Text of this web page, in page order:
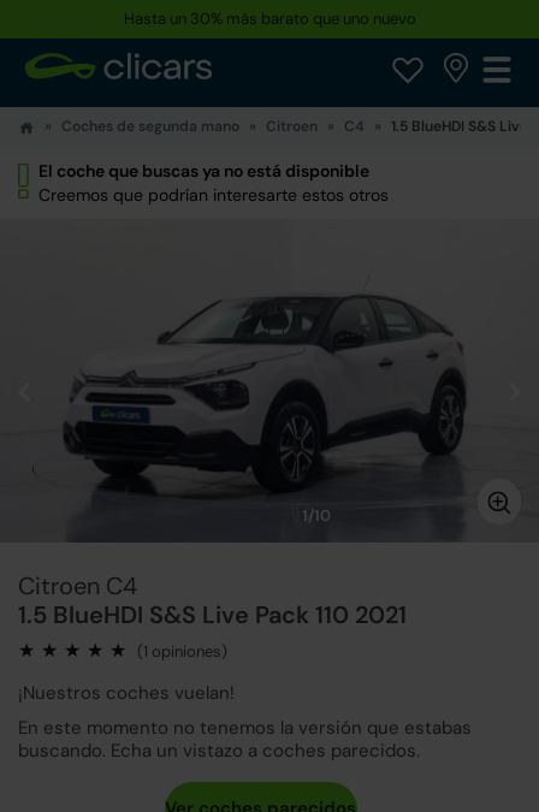
Hasta un 30% más barato que uno nuevo
Coches de segunda mano Citroen C4 1.5 BlueHDI S&S Live
El coche que buscas ya no está disponible
Creemos que podrían interesarte estos otros
1/10
Citroen C4
1.5 BlueHDI S&S Live Pack 110 2021
(1 opiniones)
¡Nuestros coches vuelan!
En este momento no tenemos la versión que estabas
buscando. Echa un vistazo a coches parecidos.